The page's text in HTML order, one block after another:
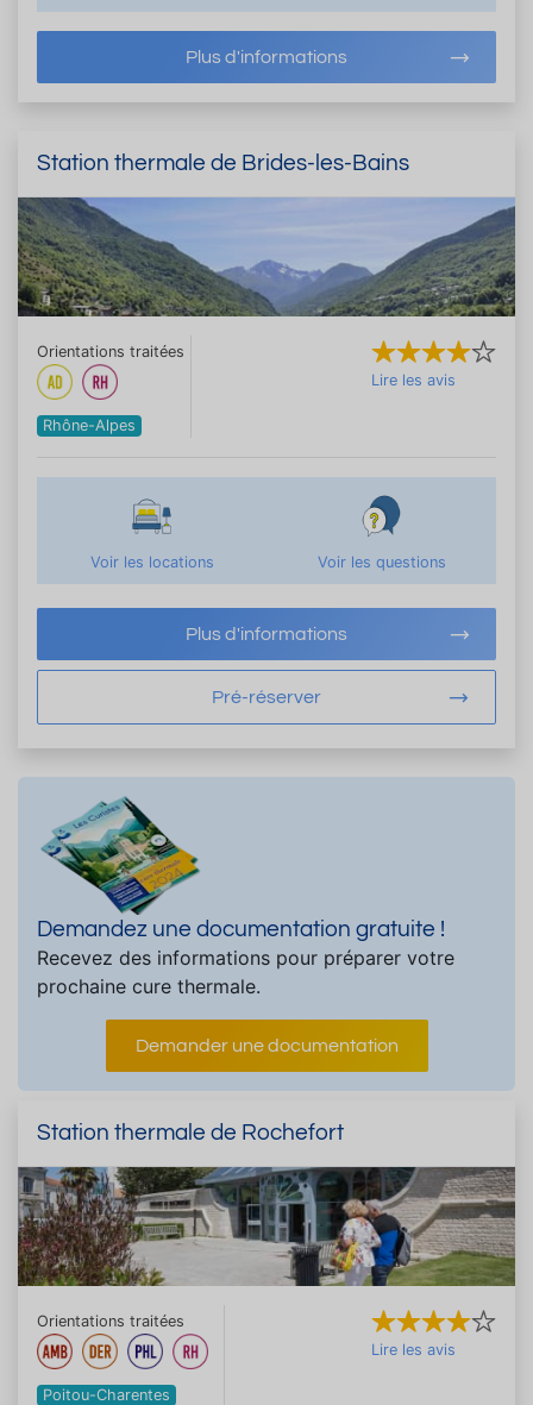
Plus d'informations
Station thermale de Brides-les-Bains
Orientations traitées
Rhône-Alpes
Lire les avis
Voir les locations Voir les questions
Plus d'informations
Pré-réserver
Demandez une documentation gratuite !
Recevez des informations pour préparer votre
prochaine cure thermale.
Demander une documentation
Station thermale de Rochefort
Orientations traitées
Poitou-Charentes
Lire les avis